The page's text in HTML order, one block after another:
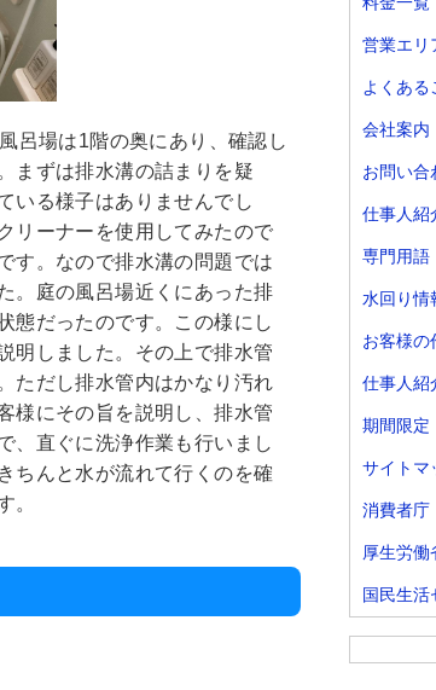
呂場は1階の奥にあり、確認し
まずは排水溝の詰まりを疑
いる様子はありませんでし
リーナーを使用してみたので
す。なので排水溝の問題では
。庭の風呂場近くにあった排
態だったのです。この様にし
明しました。その上で排水管
ただし排水管内はかなり汚れ
様にその旨を説明し、排水管
、直ぐに洗浄作業も行いまし
ちんと水が流れて行くのを確
。
営業エリ
よくある
会社案内
お問い合
仕事人紹
専門用語
水回り情
お客様の
仕事人紹
期間限定
サイトマ
消費者庁
厚生労働
国民生活